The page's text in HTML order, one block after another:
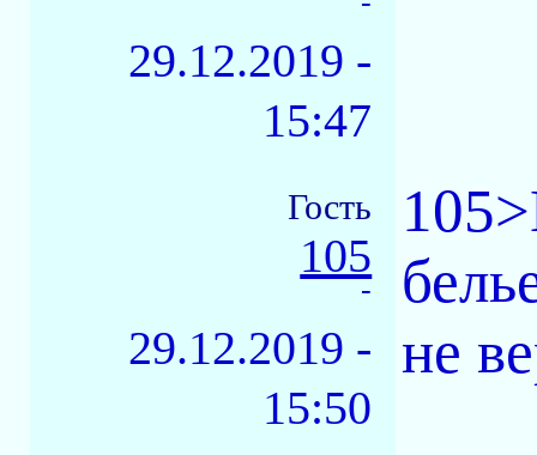
29.12.2019 -
15:47
Гость
105
-
29.12.2019 -
15:50
не